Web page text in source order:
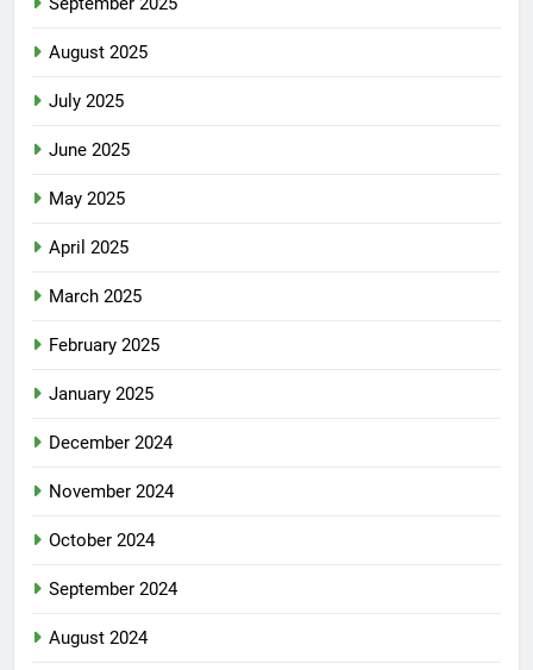
August 2025
July 2025
June 2025
May 2025
April 2025
March 2025
February 2025
January 2025
December 2024
November 2024
October 2024
September 2024
August 2024